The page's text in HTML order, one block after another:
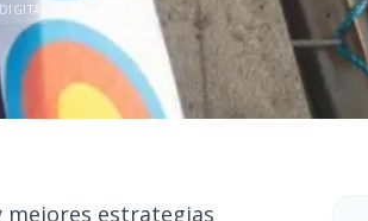
mejores estrategias